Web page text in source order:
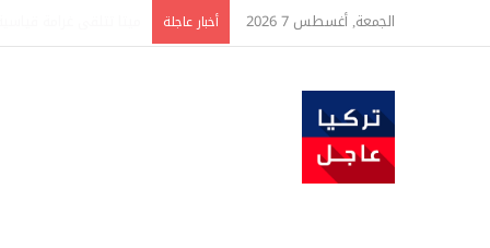
الجمعة, أغسطس 7 2026 أخبار عاجلة